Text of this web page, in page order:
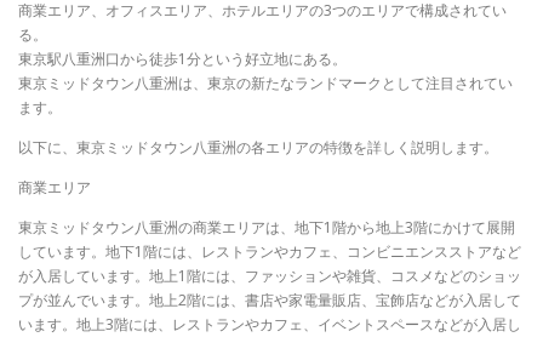
商業エリア、オフィスエリア、ホテルエリアの3つのエリアで構成されてい
る。
東京駅八重洲口から徒歩1分という好立地にある。
東京ミッドタウン八重洲は、東京の新たなランドマークとして注目されてい
ます。
以下に、東京ミッドタウン八重洲の各エリアの特徴を詳しく説明します。
商業エリア
東京ミッドタウン八重洲の商業エリアは、地下1階から地上3階にかけて展開
しています。地下1階には、レストランやカフェ、コンビニエンスストアなど
が入居しています。地上1階には、ファッションや雑貨、コスメなどのショッ
プが並んでいます。地上2階には、書店や家電量販店、宝飾店などが入居して
います。地上3階には、レストランやカフェ、イベントスペースなどが入居し